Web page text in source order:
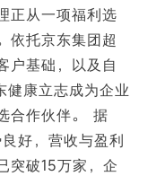
正从一项福利选
依托京东集团超
户基础，以及自
健康立志成为企业
合作伙伴。 据
好，营收与盈利
突破15万家，企